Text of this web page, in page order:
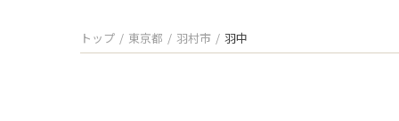
トップ 東京都 羽村市 羽中